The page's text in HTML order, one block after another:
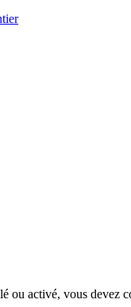
ou activé, vous devez